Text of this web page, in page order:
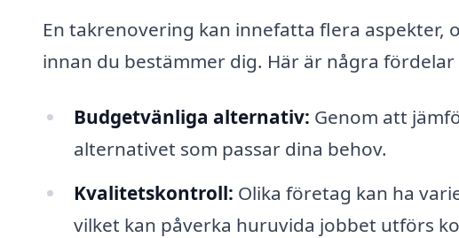
En takrenovering kan innefatta flera
innan du bestämmer dig. Här är några
Budgetvänliga alternativ: Genom att
alternativet som passar dina behov.
Kvalitetskontroll: Olika företag kan ha
vilket kan påverka huruvida jobbet utförs